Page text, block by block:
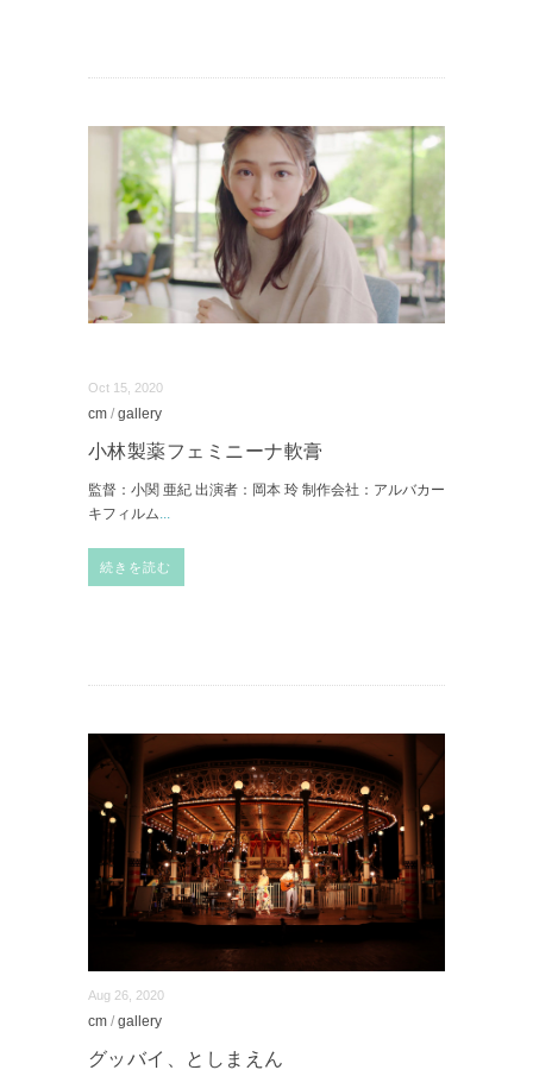
Oct 15, 2020
cm / gallery
小林製薬フェミニーナ軟膏
監督：小関 亜紀 出演者：岡本 玲 制作会社：アルバカー
キフィルム...
続きを読む
Aug 26, 2020
cm / gallery
グッバイ、としまえん